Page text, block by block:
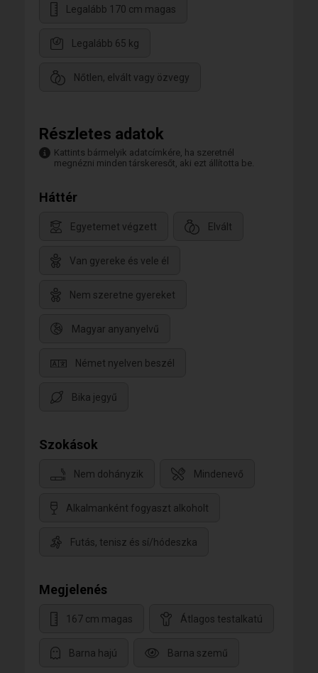
Legalább 170 cm magas
Legalább 65 kg
Nőtlen, elvált vagy özvegy
Részletes adatok
Kattints bármelyik adatcímkére, ha szeretnél
megnézni minden társkeresőt, aki ezt állította be.
Háttér
Egyetemet végzett Elvált
Van gyereke és vele él
Nem szeretne gyereket
Magyar anyanyelvű
Német nyelven beszél
Bika jegyű
Szokások
Nem dohányzik Mindenevő
Alkalmanként fogyaszt alkoholt
Futás, tenisz és sí/hódeszka
Megjelenés
167 cm magas Átlagos testalkatú
Barna hajú Barna szemű